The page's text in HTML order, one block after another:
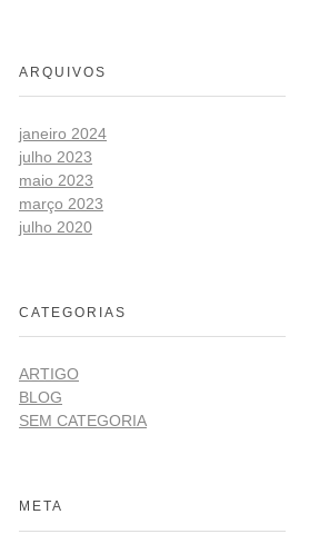
ARQUIVOS
janeiro 2024
julho 2023
maio 2023
março 2023
julho 2020
CATEGORIAS
ARTIGO
BLOG
SEM CATEGORIA
META